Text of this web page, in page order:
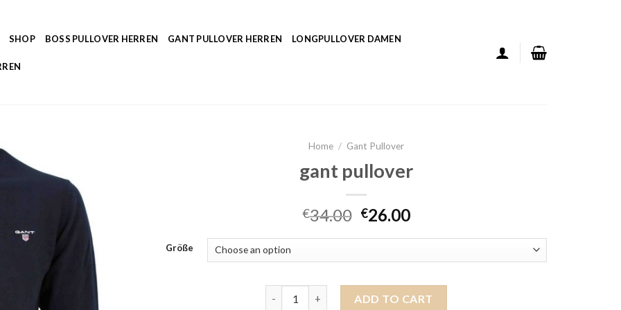
SHOP BOSS PULLOVER HERREN GANT PULLOVER HERREN LONGPULLOVER DAMEN
Home / Gant Pullover
gant pullover
€34.00 €26.00
Größe
ADD TO CART